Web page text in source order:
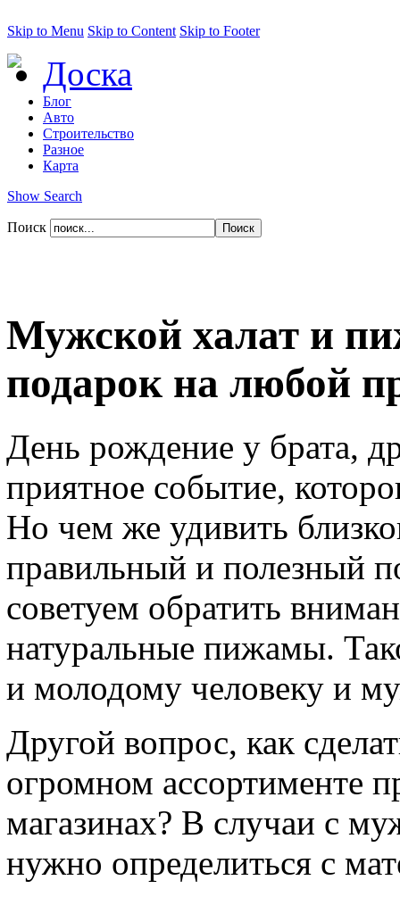
Skip to Menu Skip to Content Skip to Footer
Доска
Блог
Авто
Строительство
Разное
Карта
Show Search
Поиск
Мужской халат и
подарок на любой
День рождение у брата,
приятное событие,
Но чем же удивить
правильный и полезный
советуем обратить
натуральные пижамы.
и молодому человеку и
Другой вопрос, как
огромном ассортименте
магазинах? В случаи с
нужно определиться с